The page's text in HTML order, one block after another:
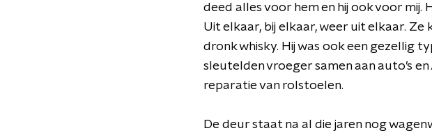
deed alles voor hem en hij ook voor mij.
Uit elkaar, bij elkaar, weer uit elkaar. Ze
dronk whisky. Hij was ook een gezellig
sleutelden vroeger samen aan auto’s
reparatie van rolstoelen.
​De deur staat na al die jaren nog